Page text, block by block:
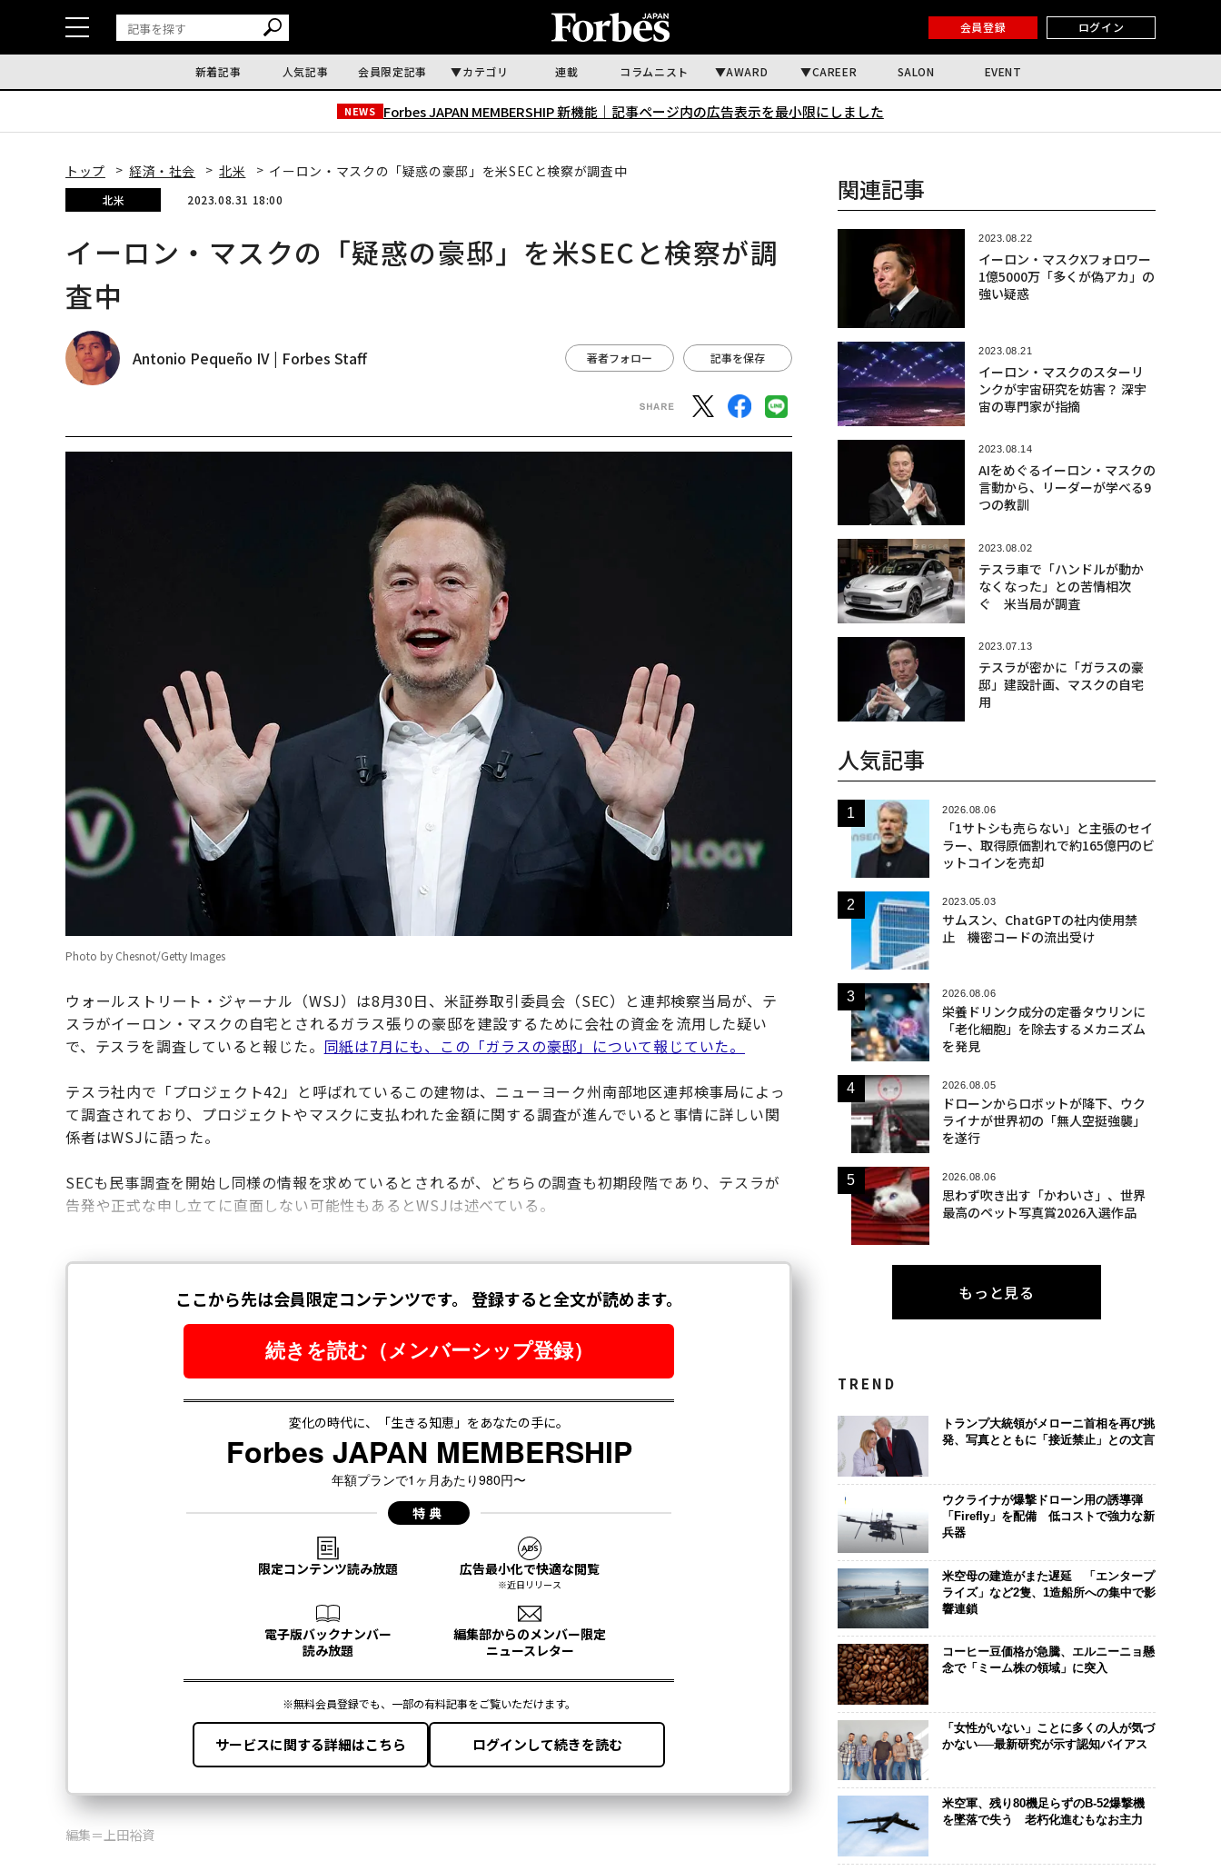
会員登録 ログイン
新着記事 人気記事 会員限定記事 カテゴリ 連載 コラムニスト AWARD CAREER SALON EVENT
NEWS Forbes JAPAN MEMBERSHIP 新機能｜ 記事ページ内の広告表示を最小限にしました
トップ 経済・社会 北米 イーロン・マスクの「疑惑の豪邸」を米SECと検察が調査中
北米 2023.08.31 18:00
イーロン・マスクの「疑惑の豪邸」を米SECと検察が調
査中
Antonio Pequeño IV | Forbes Staff 著者フォロー 記事を保存
Photo by Chesnot/Getty Images
ウォールストリート・ジャーナル（WSJ）は8月30日、米証券取引委員会（SEC）と連邦検察当局が、テ
スラがイーロン・マスクの自宅とされるガラス張りの豪邸を建設するために会社の資金を流用した疑い
で、テスラを調査していると報じた。 同紙は7月にも、この「ガラスの豪邸」について報じていた。
テスラ社内で「プロジェクト42」と呼ばれているこの建物は、ニューヨーク州南部地区連邦検事局によっ
て調査されており、プロジェクトやマスクに支払われた金額に関する調査が進んでいると事情に詳しい関
係者はWSJに語った。
SECも民事調査を開始し同様の情報を求めているとされるが、どちらの調査も初期段階であり、テスラが
告発や正式な申し立てに直面しない可能性もあるとWSJは述べている。
編集＝上田裕資
関連記事
2023.08.22
イーロン・マスクXフォロワー
1億5000万「多くが偽アカ」の
強い疑惑
2023.08.21
イーロン・マスクのスターリ
ンクが宇宙研究を妨害？ 深宇
宙の専門家が指摘
2023.08.14
AIをめぐるイーロン・マスクの
言動から、リーダーが学べる9
つの教訓
2023.08.02
テスラ車で「ハンドルが動か
なくなった」との苦情相次
ぐ 米当局が調査
2023.07.13
テスラが密かに「ガラスの豪
邸」建設計画、マスクの自宅
用
人気記事
2026.08.06
「1サトシも売らない」と主張のセイ
ラー、取得原価割れで約165億円のビ
ットコインを売却
2023.05.03
サムスン、ChatGPTの社内使用禁
止 機密コードの流出受け
2026.08.06
栄養ドリンク成分の定番タウリンに
「老化細胞」を除去するメカニズム
を発見
2026.08.05
ドローンからロボットが降下、ウク
ライナが世界初の「無人空挺強襲」
を遂行
2026.08.06
思わず吹き出す「かわいさ」、世界
最高のペット写真賞2026入選作品
もっと見る
TREND
トランプ大統領がメローニ首相を再び挑
発、写真とともに「接近禁止」との文言
ウクライナが爆撃ドローン用の誘導弾
「Firefly」を配備 低コストで強力な新
兵器
米空母の建造がまた遅延 「エンタープ
ライズ」など2隻、1造船所への集中で影
響連鎖
コーヒー豆価格が急騰、エルニーニョ懸
念で「ミーム株の領域」に突入
「女性がいない」ことに多くの人が気づ
かない──最新研究が示す認知バイアス
米空軍、残り80機足らずのB-52爆撃機
を墜落で失う 老朽化進むもなお主力